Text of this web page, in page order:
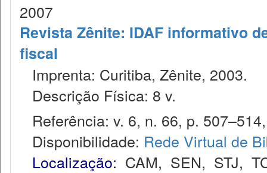
2007
Revista Zênite: IDAF informativo
fiscal
Imprenta: Curitiba, Zênite, 2003.
Descrição Física: 8 v.
Referência: v. 6, n. 66, p.
Disponibilidade: Rede Virtual de
Localização: CAM, SEN, STJ,